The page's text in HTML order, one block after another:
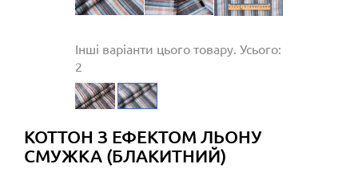
Інші варіанти цього товару. Усього:
2
КОТТОН З ЕФЕКТОМ ЛЬОНУ
СМУЖКА (БЛАКИТНИЙ)